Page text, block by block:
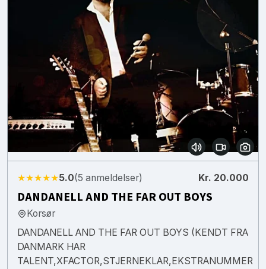
★★★★★5.0(5 anmeldelser) Kr. 20.000
DANDANELL AND THE FAR OUT BOYS
Korsør
DANDANELL AND THE FAR OUT BOYS (KENDT FRA
DANMARK HAR
TALENT,XFACTOR,STJERNEKLAR,EKSTRANUMMER